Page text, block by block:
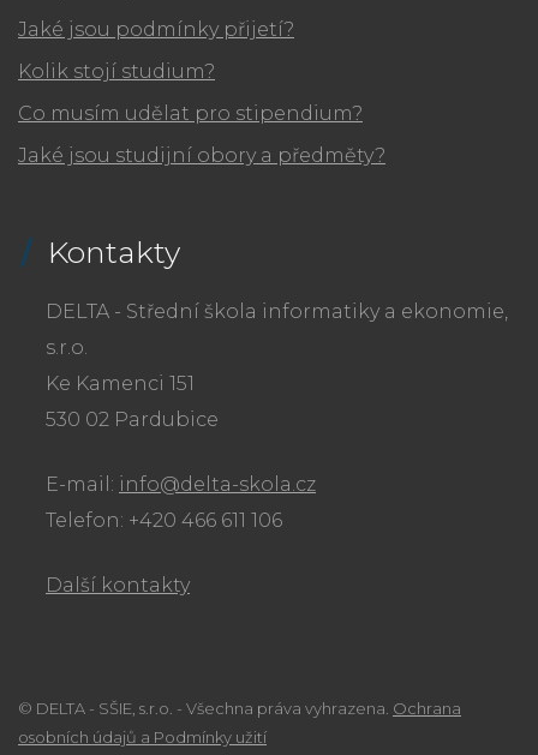
Jaké jsou podmínky přijetí?
Kolik stojí studium?
Co musím udělat pro stipendium?
Jaké jsou studijní obory a předměty?
Kontakty
DELTA - Střední škola informatiky a ekonomie,
s.r.o.
Ke Kamenci 151
530 02 Pardubice
E-mail: info@delta-skola.cz
Telefon: +420 466 611 106
Další kontakty
© DELTA - SŠIE, s.r.o. - Všechna práva vyhrazena. Ochrana
osobních údajů a Podmínky užití